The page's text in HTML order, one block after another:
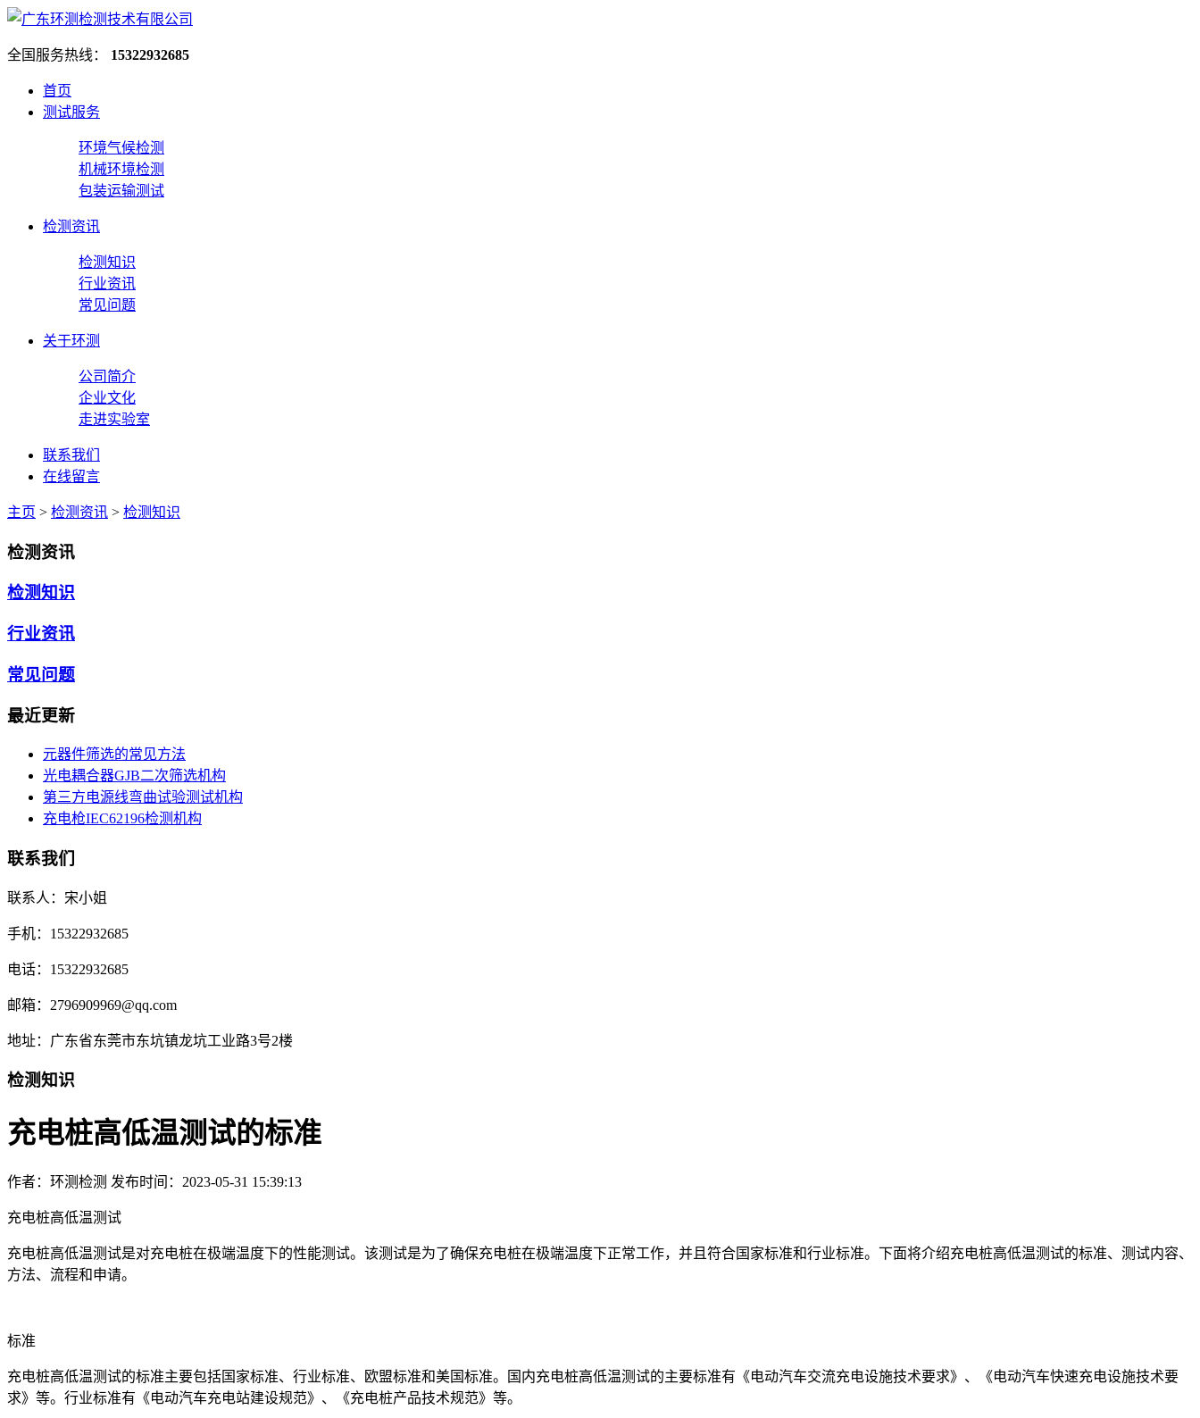
全国服务热线： 15322932685
首页
测试服务
环境气候检测
机械环境检测
包装运输测试
检测资讯
检测知识
行业资讯
常见问题
关于环测
公司简介
企业文化
走进实验室
联系我们
在线留言
主页 > 检测资讯 > 检测知识
检测资讯
检测知识
行业资讯
常见问题
最近更新
元器件筛选的常见方法
光电耦合器GJB二次筛选机构
第三方电源线弯曲试验测试机构
充电枪IEC62196检测机构
联系我们
联系人：宋小姐
手机：15322932685
电话：15322932685
邮箱：2796909969@qq.com
地址：广东省东莞市东坑镇龙坑工业路3号2楼
检测知识
充电桩高低温测试的标准
作者：环测检测 发布时间：2023-05-31 15:39:13
充电桩高低温测试
充电桩高低温测试是对充电桩在极端温度下的性能测试。该测试是为了确保充电桩在极端温度下正常工作，并且符合国家标准和行业标准。下面将介绍充电桩高低温测试的标准、测试内容、
方法、流程和申请。
标准
充电桩高低温测试的标准主要包括国家标准、行业标准、欧盟标准和美国标准。国内充电桩高低温测试的主要标准有《电动汽车交流充电设施技术要求》、《电动汽车快速充电设施技术要
求》等。行业标准有《电动汽车充电站建设规范》、《充电桩产品技术规范》等。